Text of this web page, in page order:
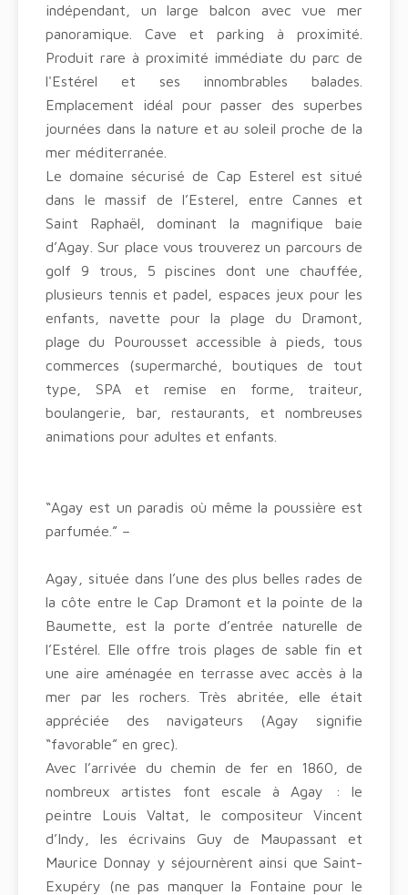
indépendant, un large balcon avec vue mer
panoramique. Cave et parking à proximité.
Produit rare à proximité immédiate du parc de
l'Estérel et ses innombrables balades.
Emplacement idéal pour passer des superbes
journées dans la nature et au soleil proche de la
mer méditerranée.
Le domaine sécurisé de Cap Esterel est situé
dans le massif de l’Esterel, entre Cannes et
Saint Raphaël, dominant la magnifique baie
d’Agay. Sur place vous trouverez un parcours de
golf 9 trous, 5 piscines dont une chauffée,
plusieurs tennis et padel, espaces jeux pour les
enfants, navette pour la plage du Dramont,
plage du Pourousset accessible à pieds, tous
commerces (supermarché, boutiques de tout
type, SPA et remise en forme, traiteur,
boulangerie, bar, restaurants, et nombreuses
animations pour adultes et enfants.
“Agay est un paradis où même la poussière est
parfumée.” –
Agay, située dans l’une des plus belles rades de
la côte entre le Cap Dramont et la pointe de la
Baumette, est la porte d’entrée naturelle de
l’Estérel. Elle offre trois plages de sable fin et
une aire aménagée en terrasse avec accès à la
mer par les rochers. Très abritée, elle était
appréciée des navigateurs (Agay signifie
“favorable” en grec).
Avec l’arrivée du chemin de fer en 1860, de
nombreux artistes font escale à Agay : le
peintre Louis Valtat, le compositeur Vincent
d’Indy, les écrivains Guy de Maupassant et
Maurice Donnay y séjournèrent ainsi que Saint-
Exupéry (ne pas manquer la Fontaine pour le